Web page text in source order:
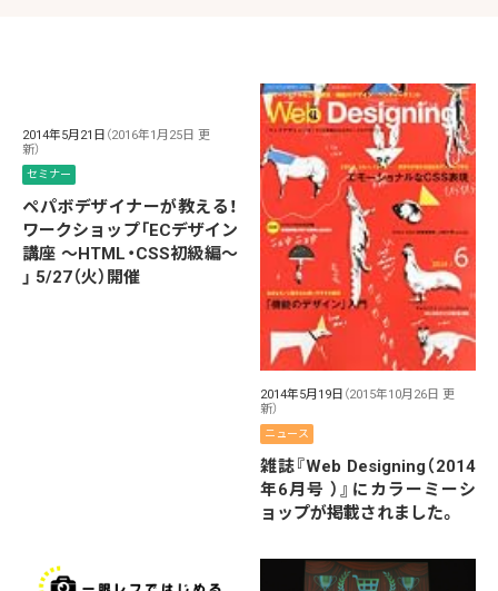
2014年5月21日 （2016年1月25日 更
新）
セミナー
ペパボデザイナーが教える！
ワークショップ「ECデザイン
講座 〜HTML・CSS初級編〜
」 5/27（火）開催
2014年5月19日 （2015年10月26日 更
新）
ニュース
雑誌『Web Designing（2014
年6月号 ）』にカラーミーシ
ョップが掲載されました。